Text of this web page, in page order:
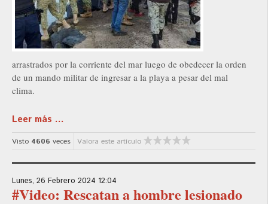
arrastrados por la corriente del mar luego de obedecer la orden
de un mando militar de ingresar a la playa a pesar del mal
clima.
Leer más ...
Visto 4606 veces Valora este artículo
Lunes, 26 Febrero 2024 12:04
#Video: Rescatan a hombre lesionado